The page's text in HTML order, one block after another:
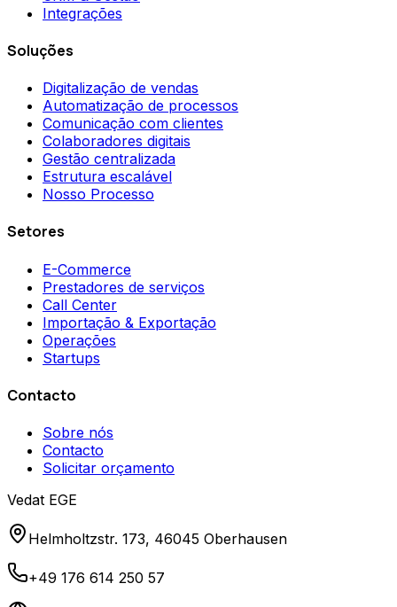
Integrações
Soluções
Digitalização de vendas
Automatização de processos
Comunicação com clientes
Colaboradores digitais
Gestão centralizada
Estrutura escalável
Nosso Processo
Setores
E-Commerce
Prestadores de serviços
Call Center
Importação & Exportação
Operações
Startups
Contacto
Sobre nós
Contacto
Solicitar orçamento
Vedat EGE
Helmholtzstr. 173, 46045 Oberhausen
+49 176 614 250 57